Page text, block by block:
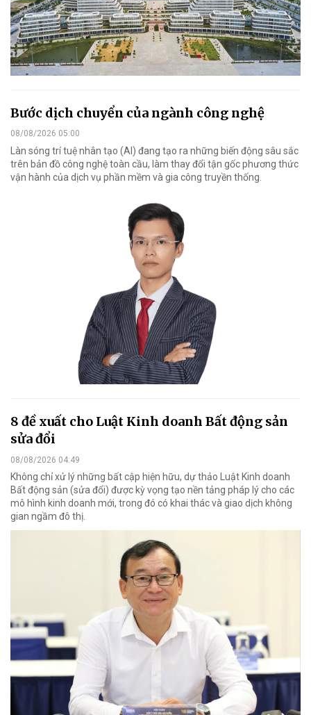
Bước dịch chuyển của ngành công nghệ
08/08/2026 05:00
Làn sóng trí tuệ nhân tạo (AI) đang tạo ra những biến động sâu sắc
trên bản đồ công nghệ toàn cầu, làm thay đổi tận gốc phương thức
vận hành của dịch vụ phần mềm và gia công truyền thống.
8 đề xuất cho Luật Kinh doanh Bất động sản
sửa đổi
08/08/2026 04:49
Không chỉ xử lý những bất cập hiện hữu, dự thảo Luật Kinh doanh
Bất động sản (sửa đổi) được kỳ vọng tạo nền tảng pháp lý cho các
mô hình kinh doanh mới, trong đó có khai thác và giao dịch không
gian ngầm đô thị.